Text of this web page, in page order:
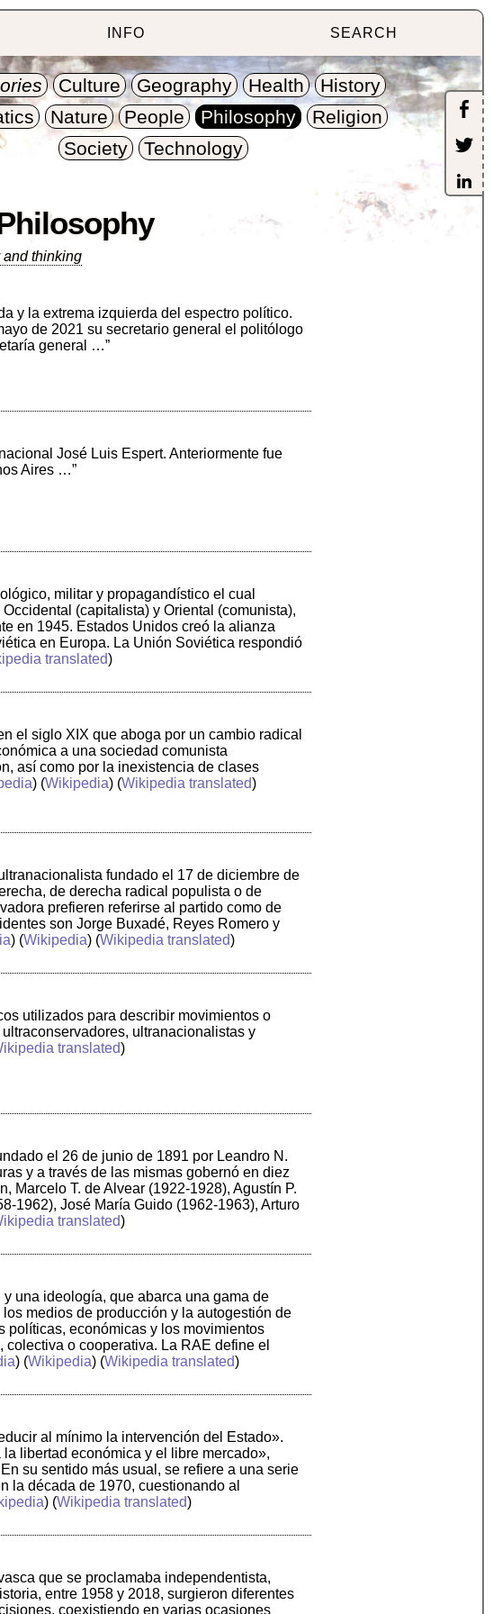
INFO SEARCH
Culture Geography Health
History
Nature People Philosophy
Religion
Society
Technology
thinking
y la extrema izquierda del espectro político.
de 2021 su secretario general el politólogo
general …”
José Luis Espert. Anteriormente fue
Aires …”
militar y propagandístico el cual
(capitalista) y Oriental (comunista),
en 1945. Estados Unidos creó la alianza
en Europa. La Unión Soviética respondió
translated)
el siglo XIX que aboga por un cambio radical
a una sociedad comunista
así como por la inexistencia de clases
) (Wikipedia) (Wikipedia translated)
fundado el 17 de diciembre de
de derecha radical populista o de
prefieren referirse al partido como de
son Jorge Buxadé, Reyes Romero y
) (Wikipedia) (Wikipedia translated)
utilizados para describir movimientos o
ultranacionalistas y
translated)
el 26 de junio de 1891 por Leandro N.
y a través de las mismas gobernó en diez
Marcelo T. de Alvear (1922-1928), Agustín P.
1962), José María Guido (1962-1963), Arturo
translated)
una ideología, que abarca una gama de
medios de producción y la autogestión de
políticas, económicas y los movimientos
o cooperativa. La RAE define el
) (Wikipedia) (Wikipedia translated)
al mínimo la intervención del Estado».
libertad económica y el libre mercado»,
su sentido más usual, se refiere a una serie
la década de 1970, cuestionando al
) (Wikipedia translated)
que se proclamaba independentista,
entre 1958 y 2018, surgieron diferentes
coexistiendo en varias ocasiones